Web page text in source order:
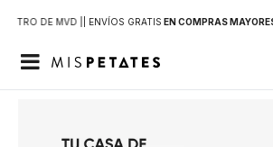
DE MVD | | ENVÍOS GRATIS EN COMPRAS
